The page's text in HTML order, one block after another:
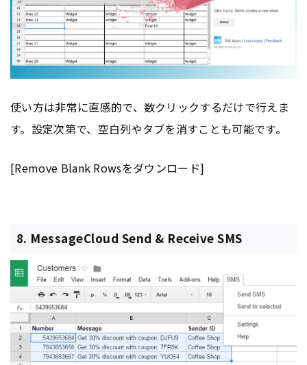
使い方は非常に直感的で、数クリックするだけで行えま
す。設定次第で、空白列やタブを消すことも可能です。
[Remove Blank Rowsをダウンロード]
8. MessageCloud Send & Receive SMS